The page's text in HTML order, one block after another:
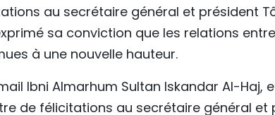
au secrétaire général et président
sa conviction que les relations entre
à une nouvelle hauteur.
Ibni Almarhum Sultan Iskandar Al-Haj,
de félicitations au secrétaire général et